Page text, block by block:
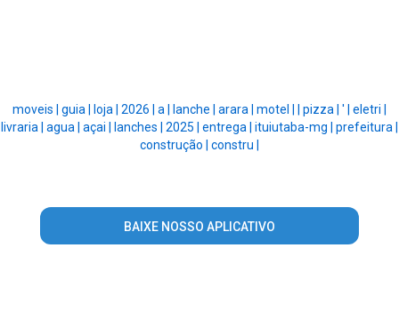
moveis | guia | loja | 2026 | a | lanche | arara | motel | pizza | ' | eletri |
livraria | agua | açai | lanches | 2025 | entrega | ituiutaba-mg | prefeitura |
construção | constru |
BAIXE NOSSO APLICATIVO